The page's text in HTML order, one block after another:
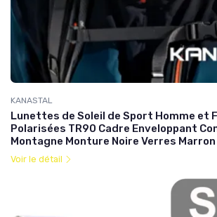
KANASTAL
Lunettes de Soleil de Sport Homme et
Polarisées TR90 Cadre Enveloppant
Montagne Monture Noire Verres
Voir le détail